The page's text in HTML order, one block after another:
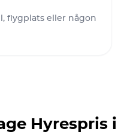
flygplats eller någon
Hyrespris i